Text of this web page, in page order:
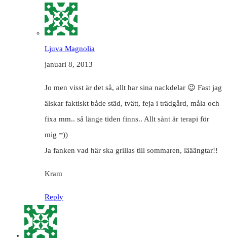
Ljuva Magnolia
januari 8, 2013
Jo men visst är det så, allt har sina nackdelar 😉 Fast jag
älskar faktiskt både städ, tvätt, feja i trädgård, måla och
fixa mm.. så länge tiden finns.. Allt sånt är terapi för
mig =))
Ja fanken vad här ska grillas till sommaren, lääängtar!!
Kram
Reply